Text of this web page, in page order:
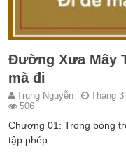
Đường Xưa Mây
mà đi
Trung Nguyễn Tháng
506
Chương 01: Trong bóng
tập phép …